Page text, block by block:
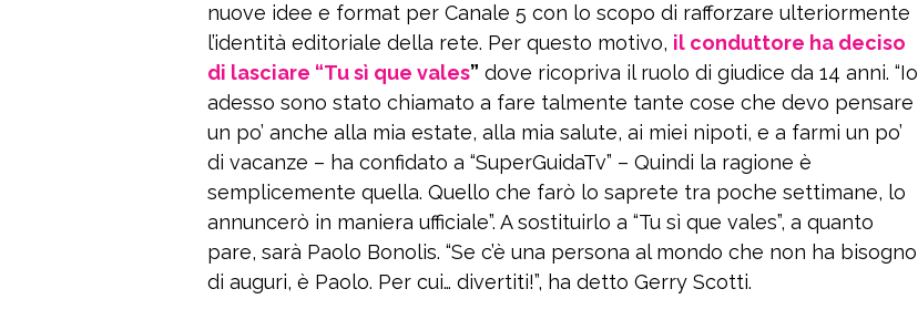
nuove idee e format per Canale 5 con lo scopo di rafforzare ulteriormente
l’identità editoriale della rete. Per questo motivo, il conduttore ha deciso
di lasciare “Tu sì que vales” dove ricopriva il ruolo di giudice da 14 anni. “Io
adesso sono stato chiamato a fare talmente tante cose che devo pensare
un po’ anche alla mia estate, alla mia salute, ai miei nipoti, e a farmi un po’
di vacanze – ha confidato a “SuperGuidaTv” – Quindi la ragione è
semplicemente quella. Quello che farò lo saprete tra poche settimane, lo
annuncerò in maniera ufficiale”. A sostituirlo a “Tu sì que vales”, a quanto
pare, sarà Paolo Bonolis. “Se c’è una persona al mondo che non ha bisogno
di auguri, è Paolo. Per cui… divertiti!”, ha detto Gerry Scotti.